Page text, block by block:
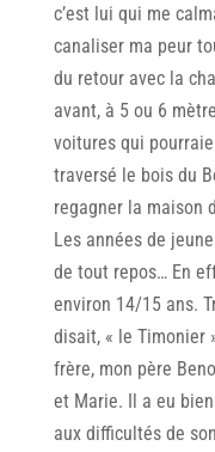
c’est lui qui me
canaliser ma peur
du retour avec la
avant, à 5 ou 6
voitures qui
traversé le bois du
regagner la maison
Les années de
de tout repos… En
environ 14/15 ans.
disait, « le Timonier
frère, mon père
et Marie. Il a eu
aux difficultés de